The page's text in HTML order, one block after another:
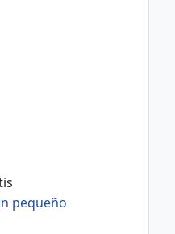
pequeño